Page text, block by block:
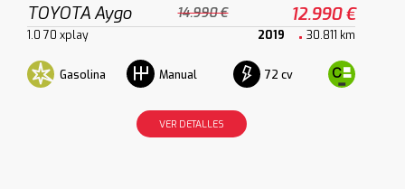
TOYOTA Aygo 14.990 € 12.990 €
1.0 70 xplay 2019 30.811 km
Gasolina Manual 72 cv
VER DETALLES